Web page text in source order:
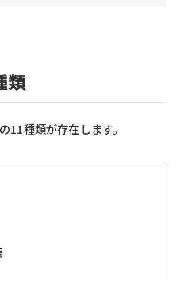
類
11種類が存在します。